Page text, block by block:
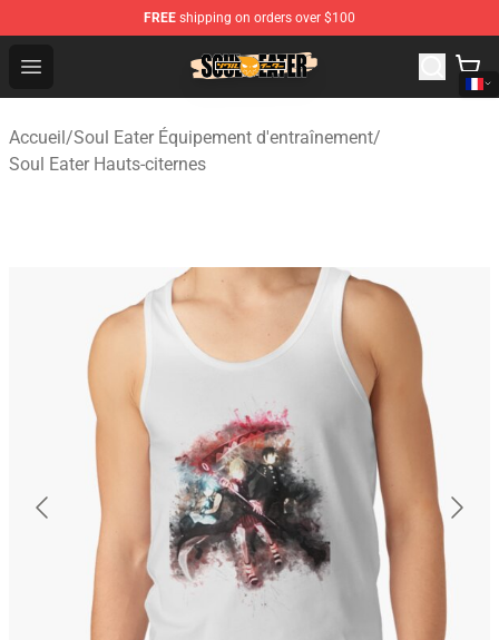
FREE shipping on orders over $100
Open menu
Soul Eater Store - Official Soul Eater Merchandise Shop
Accueil/Soul Eater Équipement d'entraînement/
Soul Eater Hauts-citernes